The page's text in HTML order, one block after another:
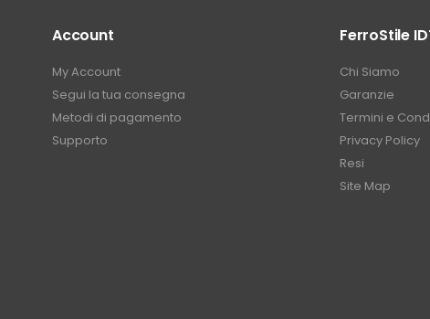
Account
My Account
Segui la tua consegna
Metodi di pagamento
Supporto
FerroStile
Chi Siamo
Garanzie
Termini e
Privacy Policy
Resi
Site Map